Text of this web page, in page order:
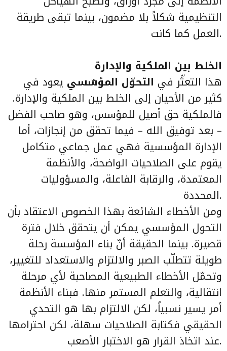
التنظيمية شكلاً بلا مضمون، بينما تبقى طريقة
العمل كما كانت.
الخلط بين الملكية والإدارة
هذا التعثّر في التحوّل المؤسّسي يعود في
كثير من الأحيان إلى الخلط بين الملكية والإدارة.
فالملكية حق أصيل للمؤسس، وهو صاحب الفضل
– بعد توفيق الله – فيما تحقق من إنجازات، أما
الإدارة المؤسسية فهي عمل جماعي متكامل
يقوم على الصلاحيات الواضحة، والأنظمة
المعتمدة، والرقابة الفاعلة، والمسؤوليات
المحددة.
ومن الأخطاء الشائعة بهذا الخصوص الاعتقاد بأن
التحول المؤسسي يمكن أن يتحقق خلال فترة
قصيرة. بينما الحقيقة أنّ بناء المؤسسة رحلة
طويلة تتطلّب الصبر والالتزام والاستعداد للتغيير،
وتحمّل الأخطاء الطبيعية المصاحبة لأي مرحلة
انتقالية، والتعلم المستمر منها. فبناء الأنظمة
أمر يسير نسبياً، لكن الالتزام بها هو التحدي
الحقيقي فكتابة الصلاحيات سهلة، لكن احترامها
عند اتخاذ القرار هو الاختبار الأصعب.